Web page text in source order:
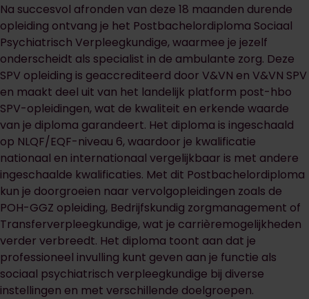
Na succesvol afronden van deze 18 maanden durende
opleiding ontvang je het Postbachelordiploma Sociaal
Psychiatrisch Verpleegkundige, waarmee je jezelf
onderscheidt als specialist in de ambulante zorg. Deze
SPV opleiding is geaccrediteerd door V&VN en V&VN SPV
en maakt deel uit van het landelijk platform post-hbo
SPV-opleidingen, wat de kwaliteit en erkende waarde
van je diploma garandeert. Het diploma is ingeschaald
op NLQF/EQF-niveau 6, waardoor je kwalificatie
nationaal en internationaal vergelijkbaar is met andere
ingeschaalde kwalificaties. Met dit Postbachelordiploma
kun je doorgroeien naar vervolgopleidingen zoals de
POH-GGZ opleiding, Bedrijfskundig zorgmanagement of
Transferverpleegkundige, wat je carrièremogelijkheden
verder verbreedt. Het diploma toont aan dat je
professioneel invulling kunt geven aan je functie als
sociaal psychiatrisch verpleegkundige bij diverse
instellingen en met verschillende doelgroepen.